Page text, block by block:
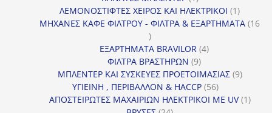
προϊόν
ΛΕΜΟΝΟΣΤΙΦΤΕΣ ΧΕΙΡΟΣ ΚΑΙ ΗΛΕΚΤΡΙΚΟΙ 11
προϊόν
ΜΗΧΑΝΕΣ ΚΑΦΕ ΦΙΛΤΡΟΥ - ΦΙΛΤΡΑ & ΕΞΑΡΤΗΜΑΤΑ 16
16
προϊόντα
ΕΞΑΡΤΗΜΑΤΑ BRAVILOR 44
ΦΙΛΤΡΑ ΒΡΑΣΤΗΡΩΝ 99
προϊόντα
ΜΠΛΕΝΤΕΡ ΚΑΙ ΣΥΣΚΕΥΕΣ ΠΡΟΕΤΟΙΜΑΣΙΑΣ 99
ΥΓΙΕΙΝΗ , ΠΕΡΙΒΑΛΛΟΝ & HACCP 5656
προϊόντα
ΑΠΟΣΤΕΙΡΩΤΕΣ ΜΑΧΑΙΡΙΩΝ ΗΛΕΚΤΡΙΚΟΙ ΜΕ UV 11